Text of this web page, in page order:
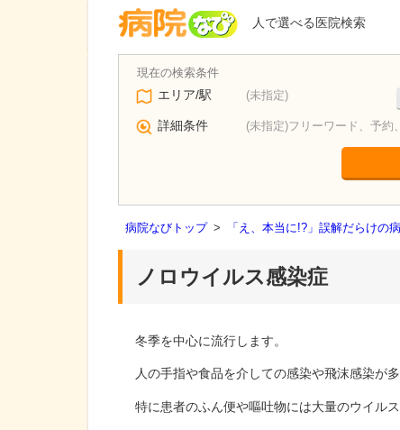
人で選べる医院検索
エリア/駅 (未指定)
詳細条件 (未指定)フリーワード、予約
病院なびトップ > 「え、本当に!?」誤解だらけの
ノロウイルス感染症
冬季を中心に流行します。
人の手指や食品を介しての感染や飛沫感染が
特に患者のふん便や嘔吐物には大量のウイル